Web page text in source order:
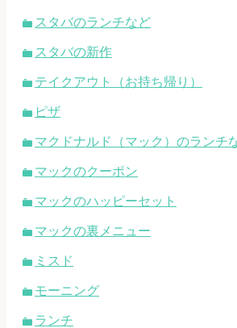
スタバのランチなど
スタバの新作
テイクアウト（お持ち帰り）
ピザ
マクドナルド（マック）のランチ
マックのクーポン
マックのハッピーセット
マックの裏メニュー
ミスド
モーニング
ランチ